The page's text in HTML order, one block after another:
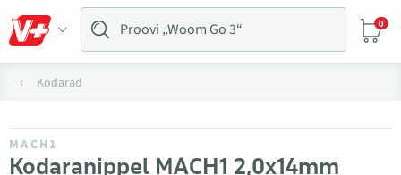
0
Kodarad
MACH1
Kodaranippel MACH1 2,0x14mm